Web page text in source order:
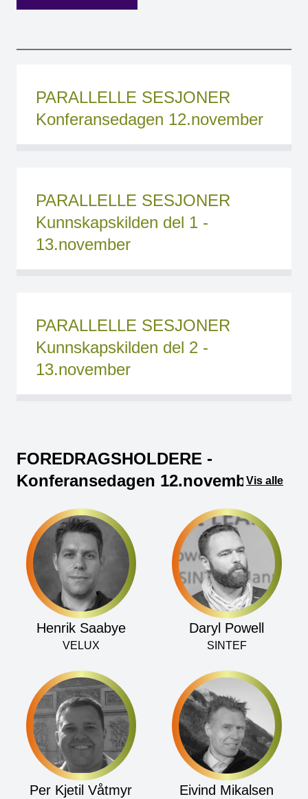
PARALLELLE SESJONER
Konferansedagen 12.november
PARALLELLE SESJONER
Kunnskapskilden del 1 -
13.november
PARALLELLE SESJONER
Kunnskapskilden del 2 -
13.november
FOREDRAGSHOLDERE -
Konferansedagen 12.novemberVis alle
Henrik Saabye
VELUX
Daryl Powell
SINTEF
Per Kjetil Våtmyr Eivind Mikalsen